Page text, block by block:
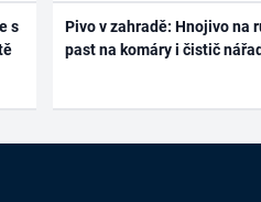
s
Pivo v zahradě: Hnojivo na
past na komáry i čistič